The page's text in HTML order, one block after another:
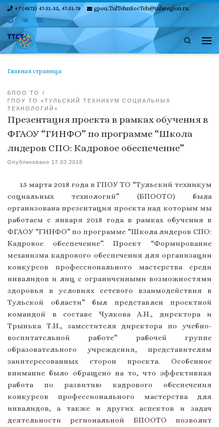
Skip to content
+7 (4872) 47-51-35, 47-51-78 gpou.TulTehnSocTeh@tularegion.ru
Search
Главная страница
БПОО ТО
ГПОУ ТО «ТУЛЬСКИЙ ТЕХНИКУМ СОЦИАЛЬНЫХ
ТЕХНОЛОГИЙ»
Презентация проекта в рамках обучения в
ФГАОУ “ГИНФО” по программе “Школа
лидеров СПО: Кадровое обеспечение”
Опубликовано 17.03.2018
15 марта 2018 года в ГПОУ ТО “Тульский техникум
социальных технологий” (БПООТО) была
организована презентация проекта над которым мы
работаем с января 2018 года в рамках обучения в
ФГАОУ “ГИНФО” по программе “Школа лидеров СПО:
Кадровое обеспечение”. Проект “Формирование
механизма кадрового обеспечения для организации
конкурсов профессионального мастерства среди
инвалидов и лиц с ограниченными возможностями
здоровья в условиях сетевого взаимодействия в
Тульской области” был представлен проектной
командой в составе Чулкова А.Н., директора и
Трынька Т.Н., заместителя директора по учебно-
воспитательной работе” рабочей группе
образовательного учреждения, представителям
заинтересованных сторон проекта. Особенное
внимание было обращено на то, что эффективная
работа по развитию кадрового обеспечения
конкурсов профессионального мастерства для
инвалидов, а также и других аспектов и задач
деятельности региональной БПООТО позволит